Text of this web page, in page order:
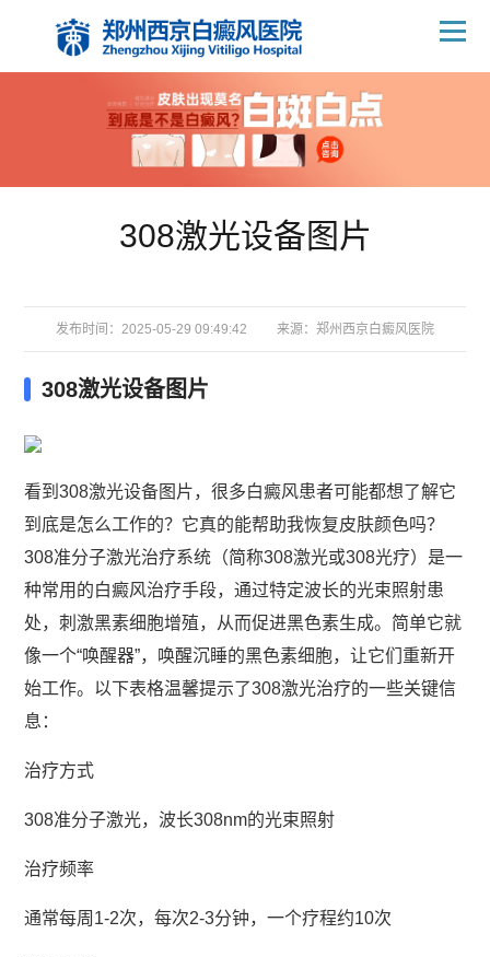
308激光设备图片
发布时间：2025-05-29 09:49:42 来源： 郑州西京白癜风医院
308激光设备图片
看到308激光设备图片，很多白癜风患者可能都想了解它
到底是怎么工作的？它真的能帮助我恢复皮肤颜色吗？
308准分子激光治疗系统（简称308激光或308光疗）是一
种常用的白癜风治疗手段，通过特定波长的光束照射患
处，刺激黑素细胞增殖，从而促进黑色素生成。简单它就
像一个“唤醒器”，唤醒沉睡的黑色素细胞，让它们重新开
始工作。以下表格温馨提示了308激光治疗的一些关键信
息：
治疗方式
308准分子激光，波长308nm的光束照射
治疗频率
通常每周1-2次，每次2-3分钟，一个疗程约10次